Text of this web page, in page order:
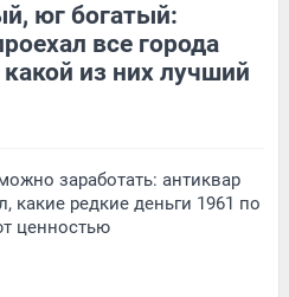
юг богатый:
все города
из них лучший
заработать: антиквар
какие редкие деньги 1961 по
ценностью